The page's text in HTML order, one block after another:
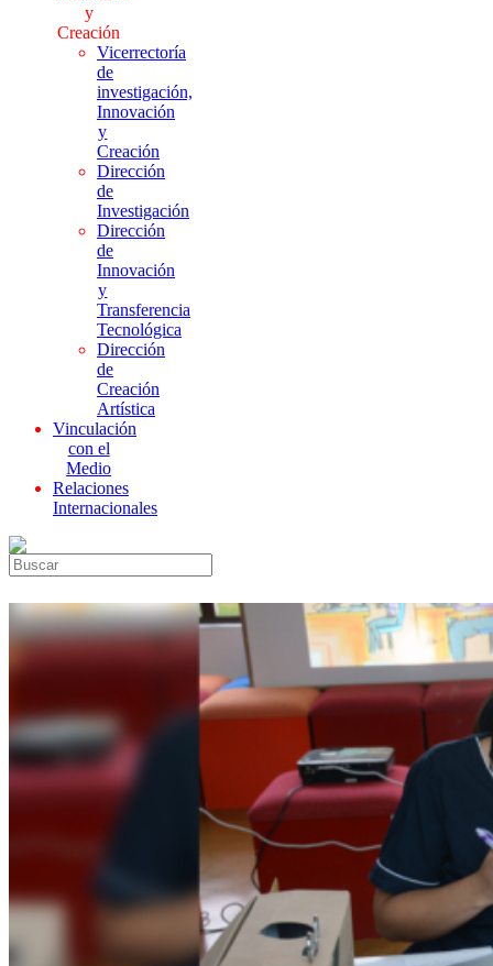
y
Creación
Vicerrectoría
de
investigación,
Innovación
y
Creación
Dirección
de
Investigación
Dirección
de
Innovación
y
Transferencia
Tecnológica
Dirección
de
Creación
Artística
Vinculación
con el
Medio
Relaciones
Internacionales